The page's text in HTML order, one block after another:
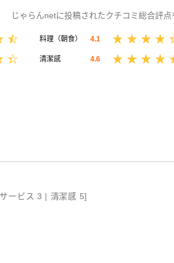
じゃらんnetに投稿されたクチコミ総合評点
料理（朝食） 4.1
清潔感 4.6
ービス 3 | 清潔感 5]